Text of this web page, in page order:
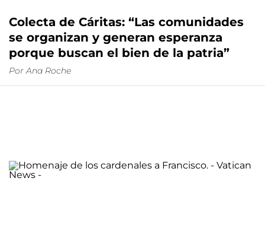
Colecta de Cáritas: “Las comunidades
se organizan y generan esperanza
porque buscan el bien de la patria”
Por Ana Roche